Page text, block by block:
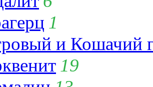
1
и Кошачий
19